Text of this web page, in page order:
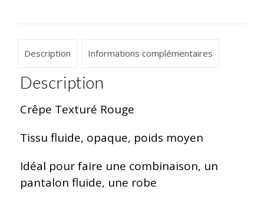
Description Informations complémentaires
Description
Crêpe Texturé Rouge
Tissu fluide, opaque, poids moyen
Idéal pour faire une combinaison, un
pantalon fluide, une robe